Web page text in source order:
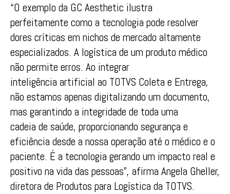
“O exemplo da GC Aesthetic ilustra
perfeitamente como a tecnologia pode resolver
dores críticas em nichos de mercado altamente
especializados. A logística de um produto médico
não permite erros. Ao integrar
inteligência artificial ao TOTVS Coleta e Entrega,
não estamos apenas digitalizando um documento,
mas garantindo a integridade de toda uma
cadeia de saúde, proporcionando segurança e
eficiência desde a nossa operação até o médico e o
paciente. É a tecnologia gerando um impacto real e
positivo na vida das pessoas”, afirma Angela Gheller,
diretora de Produtos para Logística da TOTVS.